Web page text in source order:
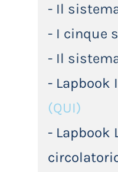
- Il
- I cinque
- Il
- Lapbook
(QUI)
- Lapbook